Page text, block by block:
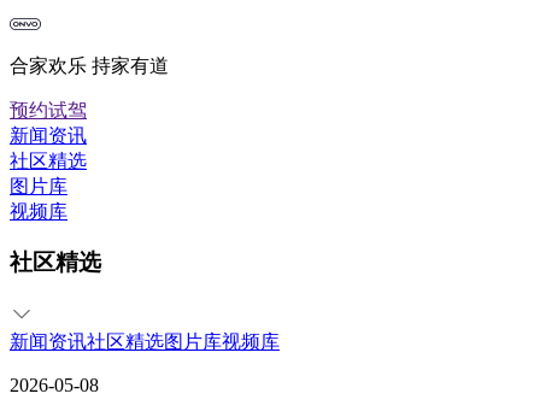
合家欢乐 持家有道
预约试驾
新闻资讯
社区精选
图片库
视频库
社区精选
新闻资讯社区精选图片库视频库
2026-05-08